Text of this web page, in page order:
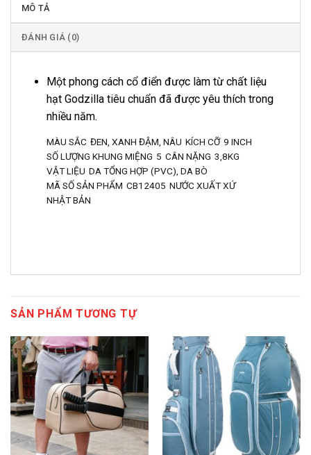
MÔ TẢ
ĐÁNH GIÁ (0)
Một phong cách cổ điển được làm từ chất liệu
hạt Godzilla tiêu chuẩn đã được yêu thích trong
nhiều năm.
MÀU SẮC ĐEN, XANH ĐẬM, NÂU KÍCH CỠ 9 INCH
SỐ LƯỢNG KHUNG MIỆNG 5 CÂN NẶNG 3,8KG
VẬT LIỆU DA TỔNG HỢP (PVC), DA BÒ
MÃ SỐ SẢN PHẨM CB12405 NƯỚC XUẤT XỨ
NHẬT BẢN
SẢN PHẨM TƯƠNG TỰ